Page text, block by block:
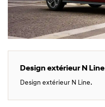
Design extérieur N Line
Design extérieur N Line.